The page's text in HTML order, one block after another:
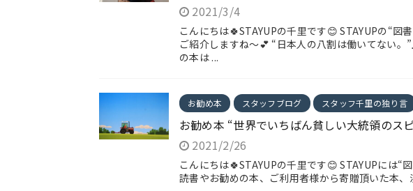
2021/3/4
こんにちは🍀STAYUPの千里です😊 STAYUPの“図
ご紹介しますね～💕 “日本人の八割は働いてない。
の本は ...
お勧め本 スタッフブログ スタッフ千里の独り言
お勧め本 “世界でいちばん貧しい大統領のス
2021/2/26
こんにちは🍀STAYUPの千里です😊 STAYUPには“
読書やお勧めの本、ご利用者様から寄贈頂いた本